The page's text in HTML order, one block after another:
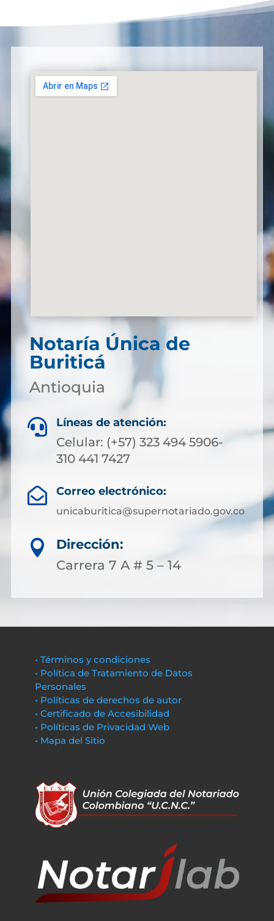
Notaría Única de
Buriticá
Antioquia
 Líneas de atención:
Celular: (+57) 323 494 5906-
310 441 7427
 Correo electrónico:
unicaburitica@supernotariado.gov.co

Dirección:
Carrera 7 A # 5 – 14
• Términos y condiciones
• Política de Tratamiento de Datos
Personales
• Políticas de derechos de autor
• Certificado de Accesibilidad
• Políticas de Privacidad Web
• Mapa del Sitio